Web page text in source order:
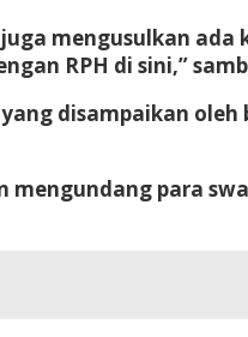
mengusulkan ada
RPH di sini,”
disampaikan oleh
mengundang para